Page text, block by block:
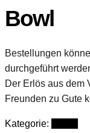
Bowl
Bestellungen
durchgeführt
Der Erlös aus dem
Freunden zu Gute
Kategorie: